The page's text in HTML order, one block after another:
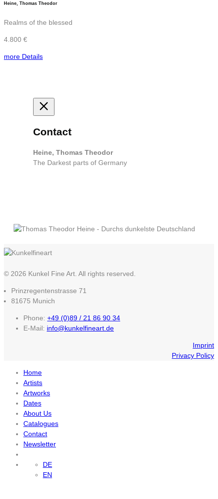
Heine, Thomas Theodor
Realms of the blessed
4.800 €
more Details
Contact
Heine, Thomas Theodor
The Darkest parts of Germany
© 2026 Kunkel Fine Art. All rights reserved.
Prinzregentenstrasse 71
81675 Munich
Phone: +49 (0)89 / 21 86 90 34
E-Mail: info@kunkelfineart.de
Imprint
Privacy Policy
Home
Artists
Artworks
Dates
About Us
Catalogues
Contact
Newsletter
DE
EN